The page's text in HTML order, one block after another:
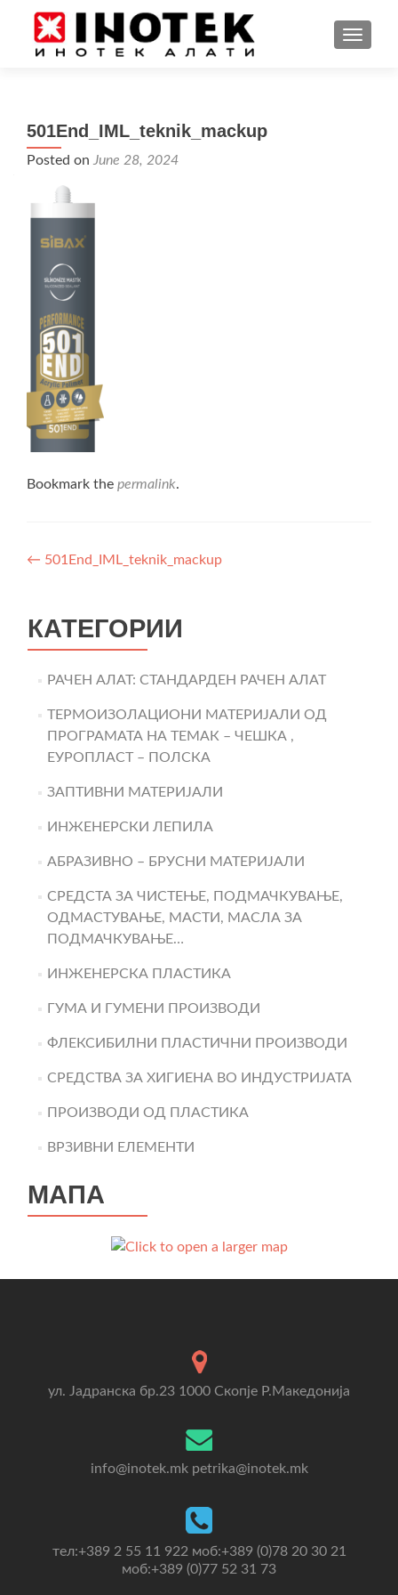
501End_IML_teknik_mackup
Posted on June 28, 2024
Bookmark the permalink.
Post
← 501End_IML_teknik_mackup
КАТЕГОРИИ
РАЧЕН АЛАТ: СТАНДАРДЕН РАЧЕН АЛАТ
ТЕРМОИЗОЛАЦИОНИ МАТЕРИЈАЛИ ОД
ПРОГРАМАТА НА ТЕМАК – ЧЕШКА ,
ЕУРОПЛАСТ – ПОЛСКА
ЗАПТИВНИ МАТЕРИЈАЛИ
ИНЖЕНЕРСКИ ЛЕПИЛА
АБРАЗИВНО – БРУСНИ МАТЕРИЈАЛИ
СРЕДСТА ЗА ЧИСТЕЊЕ, ПОДМАЧКУВАЊЕ,
ОДМАСТУВАЊЕ, МАСТИ, МАСЛА ЗА
ПОДМАЧКУВАЊЕ…
ИНЖЕНЕРСКА ПЛАСТИКА
ГУМА И ГУМЕНИ ПРОИЗВОДИ
ФЛЕКСИБИЛНИ ПЛАСТИЧНИ ПРОИЗВОДИ
СРЕДСТВА ЗА ХИГИЕНА ВО ИНДУСТРИЈАТА
ПРОИЗВОДИ ОД ПЛАСТИКА
ВРЗИВНИ ЕЛЕМЕНТИ
МАПА
ул. Јадранска бр.23 1000 Скопје Р.Македонија
info@inotek.mk petrika@inotek.mk
тел:+389 2 55 11 922 моб:+389 (0)78 20 30 21
моб:+389 (0)77 52 31 73